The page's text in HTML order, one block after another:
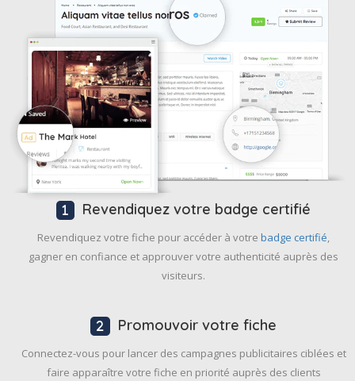
Revendiquez votre badge certifié
Revendiquez votre fiche pour accéder à votre badge certifié,
gagner en confiance et approuver votre authenticité auprès des
visiteurs.
Promouvoir votre fiche
Connectez-vous pour lancer des campagnes publicitaires ciblées et
faire apparaître votre fiche en priorité auprès des clients